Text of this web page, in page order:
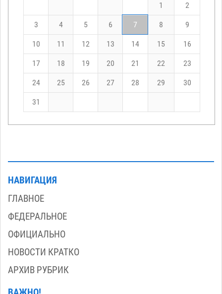
1 2
3 4 5 6 7 8 9
10 11 12 13 14 15 16
17 18 19 20 21 22 23
24 25 26 27 28 29 30
31
НАВИГАЦИЯ
ГЛАВНОЕ
ФЕДЕРАЛЬНОЕ
ОФИЦИАЛЬНО
НОВОСТИ КРАТКО
АРХИВ РУБРИК